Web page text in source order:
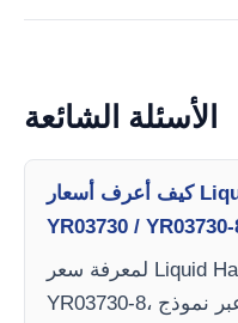
الأسئلة الشائعة
كيف أعرف أسعار Liquid Handling Pipettes
لمعرفة سعر Liquid Handling Pipettes YR03730 /
YR03730-8، يرجى إرسال بريد إلكتروني عبر نموذج